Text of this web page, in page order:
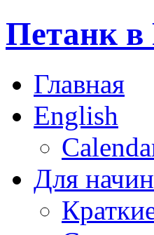
Петанк в
Главная
English
Для